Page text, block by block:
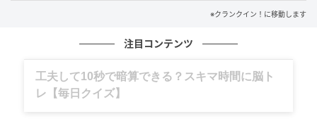
に』に箭内夢菜・曽田陵介・山下容莉枝ら出
※クランクイン！に移動します
注目コンテンツ
グルメ、ギャグ、子育て、旅行記……全部、読
めます。